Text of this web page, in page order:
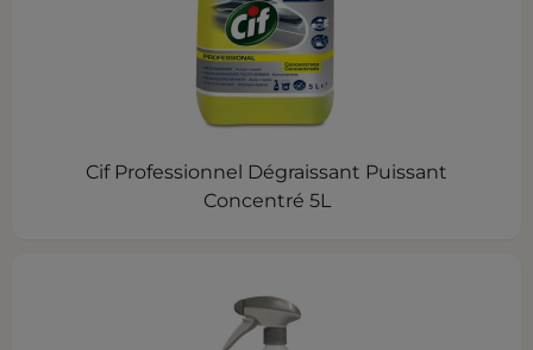
Cif Professionnel Dégraissant Puissant
Concentré 5L